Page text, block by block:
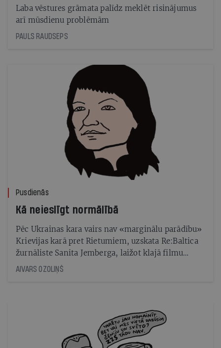
Laba vēstures grāmata palīdz meklēt risinājumus
arī mūsdienu problēmām
PAULS RAUDSEPS
Pusdienās
Kā neieslīgt normālībā
Pēc Ukrainas kara vairs nav «marginālu parādību»
Krievijas karā pret Rietumiem, uzskata Re:Baltica
žurnāliste Sanita Jemberga, laižot klajā filmu
Ģenerālplāns
AIVARS OZOLIŅŠ